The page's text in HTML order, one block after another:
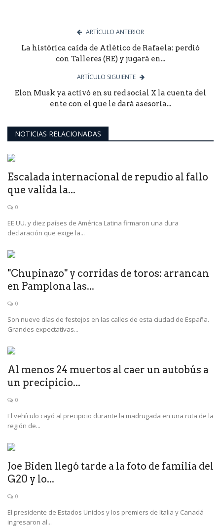
ARTÍCULO ANTERIOR
La histórica caída de Atlético de Rafaela: perdió
con Talleres (RE) y jugará en...
ARTÍCULO SIGUIENTE
Elon Musk ya activó en su red social X la cuenta del
ente con el que le dará asesoría...
NOTICIAS RELACIONADAS
Escalada internacional de repudio al fallo
que valida la...
0
EE.UU. y diez países de América Latina firmaron una dura
declaración que exige la...
"Chupinazo" y corridas de toros: arrancan
en Pamplona las...
0
Son nueve días de festejos en las calles de esta ciudad de España.
Grandes expectativas...
Al menos 24 muertos al caer un autobús a
un precipicio...
0
El vehículo cayó al precipicio durante la madrugada en una ruta de la
región de...
Joe Biden llegó tarde a la foto de familia del
G20 y lo...
0
El presidente de Estados Unidos y los premiers de Italia y Canadá
ingresaron al...